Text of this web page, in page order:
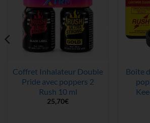
Coffret Inhalateur Double
Pride avec poppers 2
Rush 10 ml
25,70€
Boite